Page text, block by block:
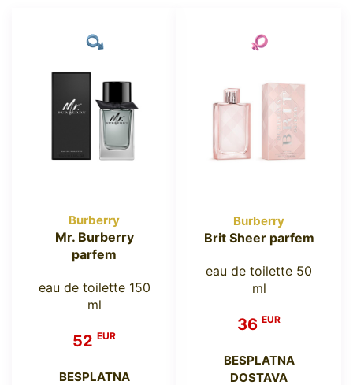
Burberry
Mr. Burberry
parfem
eau de toilette 150
ml
52 EUR
BESPLATNA
Burberry
Brit Sheer parfem
eau de toilette 50
ml
36 EUR
BESPLATNA
DOSTAVA